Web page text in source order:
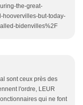
the-great-
hoovervilles-but-today-
bidenvilles%2F
sont ceux près des
l'ordre, LEUR
qui ne font